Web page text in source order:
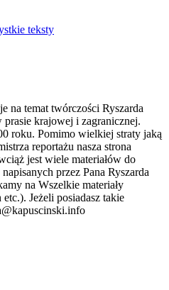
teksty
na temat twórczości Ryszarda
krajowej i zagranicznej.
roku. Pomimo wielkiej straty jaką
reportażu nasza strona
jest wiele materiałów do
przez Pana Ryszarda
na Wszelkie materiały
Jeżeli posiadasz takie